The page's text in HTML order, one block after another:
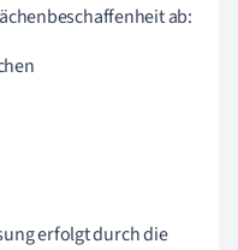
ab:
erfolgt durch die